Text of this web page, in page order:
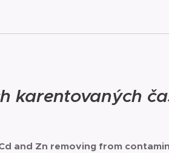
karentovaných
and Zn removing from